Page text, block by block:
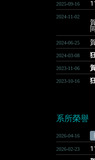
2025-09-16
2024-11-02
2024-06-25
2024-03-08
2023-11-06
2023-10-16
系所榮譽
2026-04-16
2026-02-23